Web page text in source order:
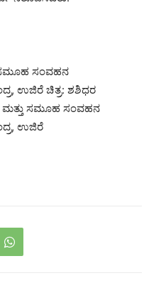
ಸಮೂಹ ಸಂವಹನ
ಉಜಿರೆ ಚಿತ್ರ: ಶಶಿಧರ
ಮತ್ತು ಸಮೂಹ ಸಂವಹನ
ಉಜಿರೆ